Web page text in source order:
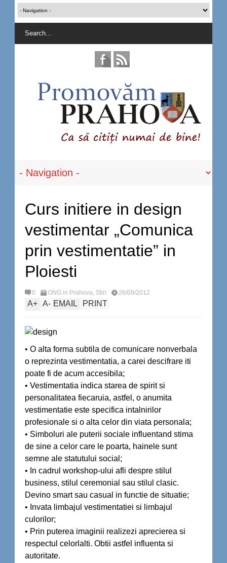
Curs initiere in design
vestimentar „Comunica
prin vestimentatie” in
Ploiesti
0 ONG in Prahova, Stiri 26/09/2012
A+ A- EMAIL PRINT
• O alta forma subtila de comunicare nonverbala
o reprezinta vestimentatia, a carei descifrare iti
poate fi de acum accesibila;
• Vestimentatia indica starea de spirit si
personalitatea fiecaruia, astfel, o anumita
vestimentatie este specifica intalnirilor
profesionale si o alta celor din viata personala;
• Simboluri ale puterii sociale influentand stima
de sine a celor care le poarta, hainele sunt
semne ale statutului social;
• In cadrul workshop-ului afli despre stilul
business, stilul ceremonial sau stilul clasic.
Devino smart sau casual in functie de situatie;
• Invata limbajul vestimentatiei si limbajul
culorilor;
• Prin puterea imaginii realizezi aprecierea si
respectul celorlalti. Obtii astfel influenta si
autoritate.